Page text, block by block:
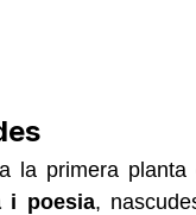
la primera planta
i poesia,